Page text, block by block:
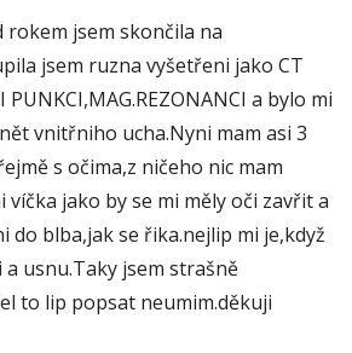
jsem skončila na
jsem ruzna vyšetřeni jako CT
a bylo mi
vnitřniho ucha.Nyni mam asi 3
s očima,z ničeho nic mam
jako by se mi měly oči zavřit a
do blba,jak se řika.nejlip mi je,když
usnu.Taky jsem strašně
to lip popsat neumim.děkuji